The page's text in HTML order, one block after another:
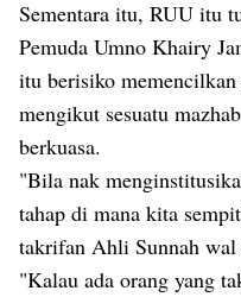
Sementara itu, RUU itu
Pemuda Umno Khairy
itu berisiko
mengikut sesuatu
berkuasa.
"Bila nak
tahap di mana kita
takrifan Ahli Sunnah wal
"Kalau ada orang yang